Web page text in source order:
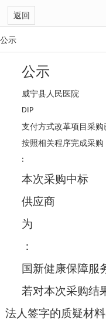
返回
公示
公示
威宁县人民医院
DIP
支付方式改革项目采购
按照相关程序完成采
:
本次采购中标
供应商
为
：
国新健康保障服
若对本次采购结
法人签字的质疑材